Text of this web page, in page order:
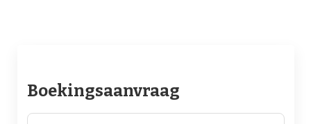
Boekingsaanvraag